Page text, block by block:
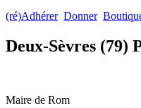
(ré)Adhérer Donner
Deux-Sèvres (79)
Maire de Rom